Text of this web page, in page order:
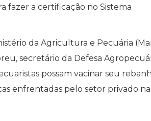
fazer a certificação no Sistema
da Agricultura e Pecuária
secretário da Defesa
possam vacinar seu
enfrentadas pelo setor privado na